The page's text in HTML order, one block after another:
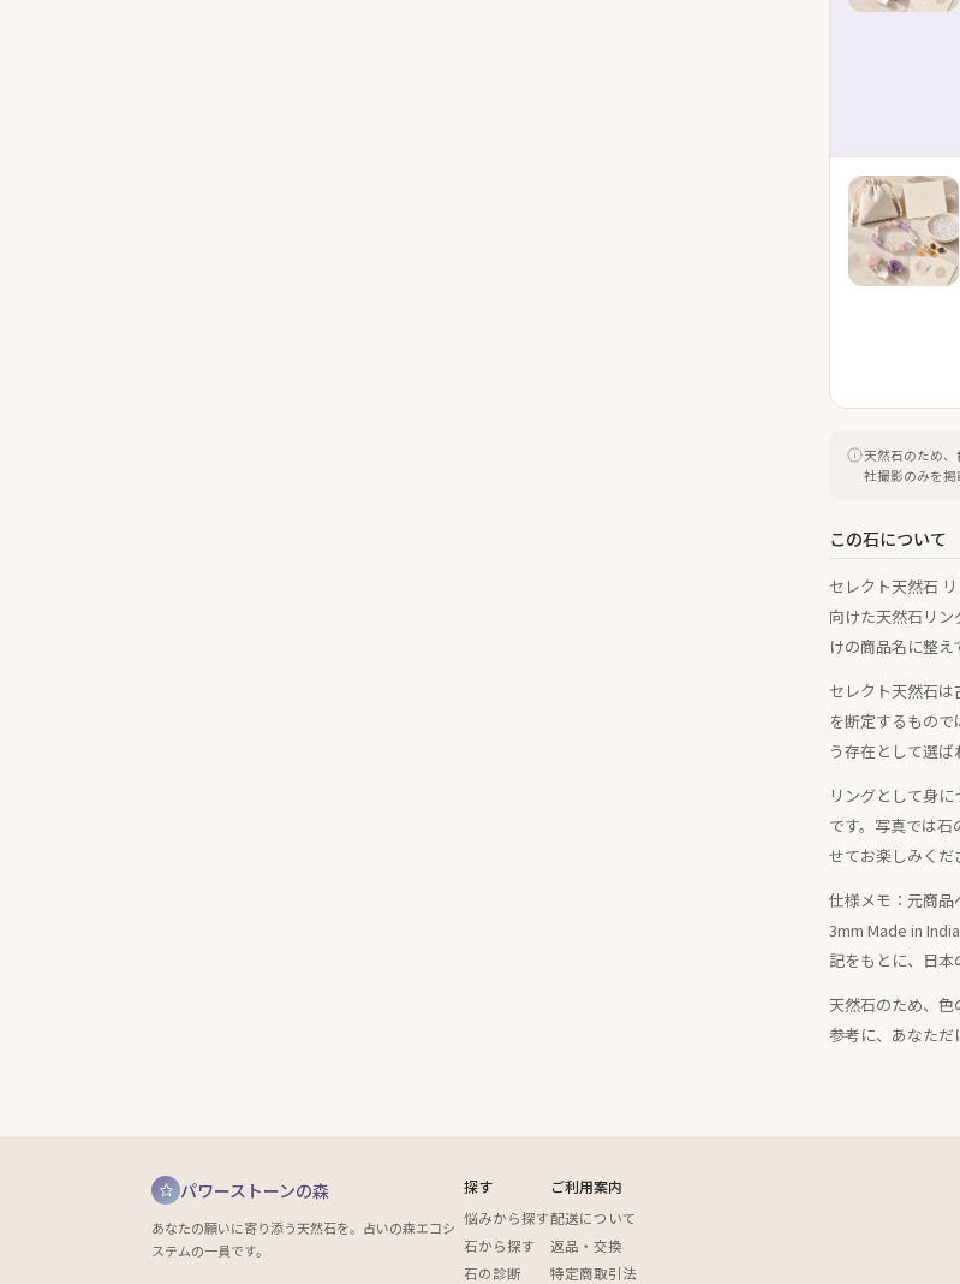
天然石のため、
社撮影のみを掲
この石について
セレクト天然石
向けた天然石リ
けの商品名に整え
セレクト天然石
を断定するもの
う存在として選ば
リングとして身
です。写真では
せてお楽しみくだ
仕様メモ：元商
3mm Made in
記をもとに、日本
天然石のため、
参考に、あなただ
パワーストーンの森
あなたの願いに寄り添う天然石を。占いの森エコシ
ステムの一員です。
探す
悩みから探す
石から探す
石の診断
ご利用案内
配送について
返品・交換
特定商取引法